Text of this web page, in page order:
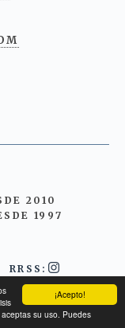
¡Acepto!
su uso. Puedes
2010
1997
RRSS: